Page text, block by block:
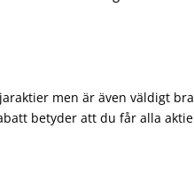
men är även väldigt
betyder att du får alla